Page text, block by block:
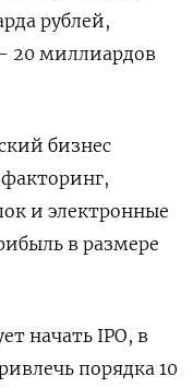
рублей,
20 миллиардов
бизнес
и электронные
в размере
начать IPO, в
порядка 10